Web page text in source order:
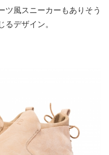
ツ風スニーカーもありそう
るデザイン。